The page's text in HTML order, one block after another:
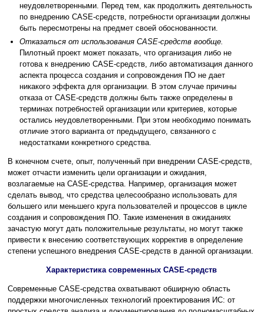
неудовлетворенными. Перед тем, как продолжить деятельность
по внедрению CASE-средств, потребности организации должны
быть пересмотрены на предмет своей обоснованности.
Отказаться от использования CASE-средств вообще.
Пилотный проект может показать, что организация либо не
готова к внедрению CASE-средств, либо автоматизация данного
аспекта процесса создания и сопровождения ПО не дает
никакого эффекта для организации. В этом случае причины
отказа от CASE-средств должны быть также определены в
терминах потребностей организации или критериев, которые
остались неудовлетворенными. При этом необходимо понимать
отличие этого варианта от предыдущего, связанного с
недостатками конкретного средства.
В конечном счете, опыт, полученный при внедрении CASE-средств,
может отчасти изменить цели организации и ожидания,
возлагаемые на CASE-средства. Например, организация может
сделать вывод, что средства целесообразно использовать для
большего или меньшего круга пользователей и процессов в цикле
создания и сопровождения ПО. Такие изменения в ожиданиях
зачастую могут дать положительные результаты, но могут также
привести к внесению соответствующих корректив в определение
степени успешного внедрения CASE-средств в данной организации.
Характеристика современных CASE-средств
Современные CASE-средства охватывают обширную область
поддержки многочисленных технологий проектирования ИС: от